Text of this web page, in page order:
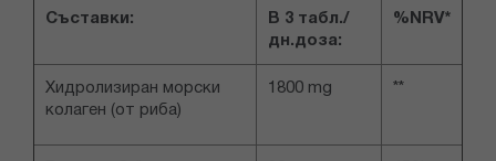
Съставки:
В 3 табл./
дн.доза:
%NRV*
Хидролизиран морски
колаген (от риба)
1800 mg **